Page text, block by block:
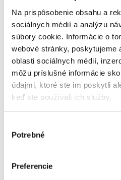
Na prispôsobenie obsahu a
sociálnych médií a analýzu
súbory cookie. Informácie o
webové stránky, poskytujeme
oblasti sociálnych médií,
môžu príslušné informácie
údajmi, ktoré ste im poskytli
keď ste používali ich služby.
súhlasu
Potrebné
Preferencie
Výpredaj
Predajne
O nás
Kontakt
Detail produktu
Domov
Produkty
Dámska móda
Saká
Sako dámske - Betty Barclay